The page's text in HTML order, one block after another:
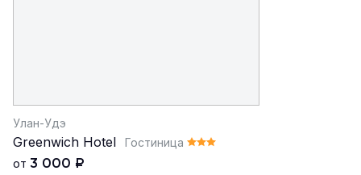
Улан-Удэ
Greenwich Hotel
Гостиница
от 3 000 ₽